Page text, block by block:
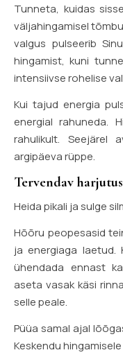
Tunneta, kuidas
väljahingamisel
valgus pulseerib
hingamist, kuni
intensiivse rohelise
Kui tajud energia
energial rahuneda.
rahulikult. Seejärel
argipäeva rüppe.
Tervendav harjutus
Heida pikali ja sulge
Hõõru peopesasid
ja energiaga laetud.
ühendada ennast
aseta vasak käsi
selle peale.
Püüa samal ajal
Keskendu